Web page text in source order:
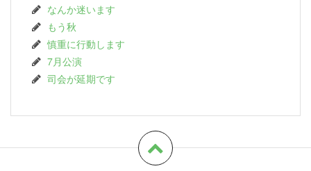
なんか迷います
もう秋
慎重に行動します
7月公演
司会が延期です